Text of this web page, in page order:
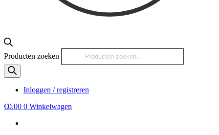
Producten zoeken
Inloggen / registreren
€0.00 0 Winkelwagen